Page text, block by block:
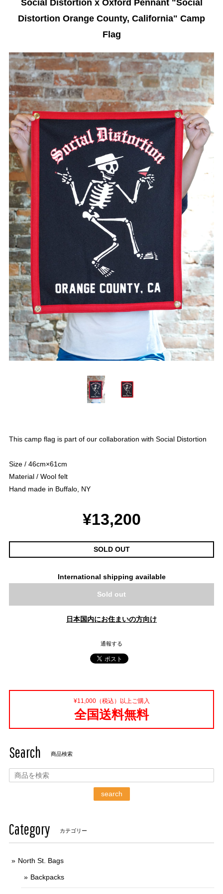
Social Distortion x Oxford Pennant "Social
Distortion Orange County, California" Camp
Flag
This camp flag is part of our collaboration with Social Distortion
Size / 46cm×61cm
Material / Wool felt
Hand made in Buffalo, NY
¥13,200
SOLD OUT
International shipping available
Sold out
日本国内にお住まいの方向け
通報する
¥11,000（税込）以上ご購入
全国送料無料
Search 商品検索
search
Category カテゴリー
North St. Bags
Backpacks